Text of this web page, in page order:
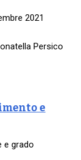
2021
Persico
e
e grado